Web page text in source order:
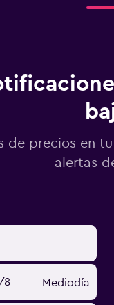
de precios en
alertas
8 Mediodía